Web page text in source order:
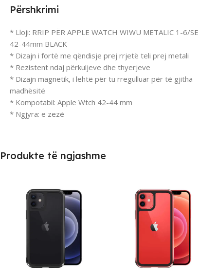
Përshkrimi
* Lloji: RRIP PËR APPLE WATCH WIWU METALIC 1-6/SE
42-44mm BLACK
* Dizajn i fortë me qëndisje prej rrjetë teli prej metali
* Rezistent ndaj përkuljeve dhe thyerjeve
* Dizajn magnetik, i lehtë për tu rregulluar për të gjitha
madhësitë
* Kompotabil: Apple Wtch 42-44 mm
* Ngjyra: e zezë
Produkte të ngjashme